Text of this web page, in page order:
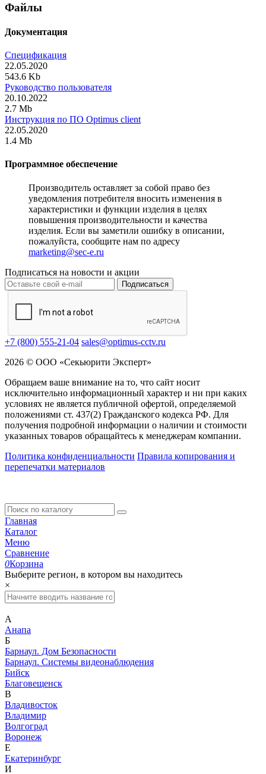
Файлы
Документация
Спецификация
22.05.2020
543.6 Kb
Руководство пользователя
20.10.2022
2.7 Mb
Инструкция по ПО Optimus client
22.05.2020
1.4 Mb
Программное обеспечение
Производитель оставляет за собой право без
уведомления потребителя вносить изменения в
характеристики и функции изделия в целях
повышения производительности и качества
изделия. Если вы заметили ошибку в описании,
пожалуйста, сообщите нам по адресу
marketing@sec-e.ru
Подписаться на новости и акции
Подписаться
+7 (800) 555-21-04 sales@optimus-cctv.ru
2026 © ООО «Секьюрити Эксперт»
Обращаем ваше внимание на то, что сайт носит
исключительно информационный характер и ни при каких
условиях не является публичной офертой, определяемой
положениями ст. 437(2) Гражданского кодекса РФ. Для
получения подробной информации о наличии и стоимости
указанных товаров обращайтесь к менеджерам компании.
Политика конфиденциальности Правила копирования и
перепечатки материалов
Главная
Каталог
Меню
Сравнение
0Корзина
Выберите регион, в котором вы находитесь
×
А
Анапа
Б
Барнаул. Дом Безопасности
Барнаул. Системы видеонаблюдения
Бийск
Благовещенск
В
Владивосток
Владимир
Волгоград
Воронеж
Е
Екатеринбург
И